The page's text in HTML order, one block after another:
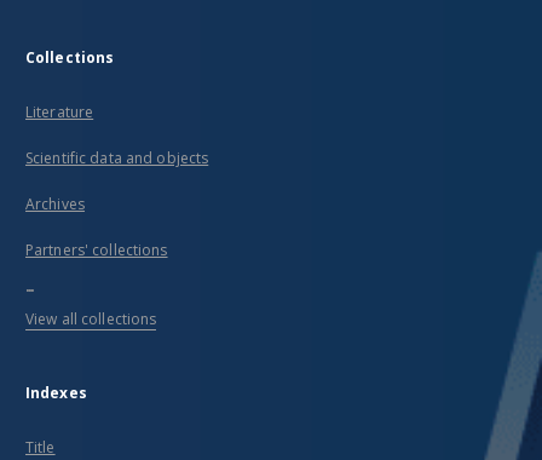
Collections
Literature
Scientific data and objects
Archives
Partners' collections
...
View all collections
Indexes
Title